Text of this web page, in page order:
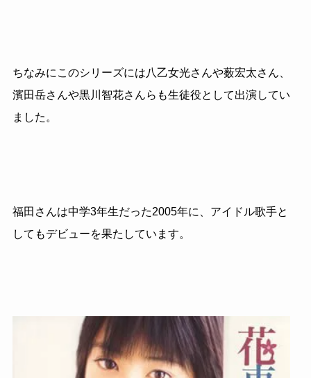
ちなみにこのシリーズには八乙女光さんや薮宏太さん、
濱田岳さんや黒川智花さんらも生徒役として出演してい
ました。
福田さんは中学3年生だった2005年に、アイドル歌手と
してもデビューを果たしています。